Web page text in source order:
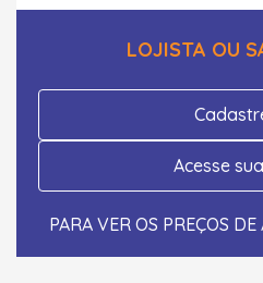
LOJISTA OU
Acesse
PARA VER OS PREÇOS